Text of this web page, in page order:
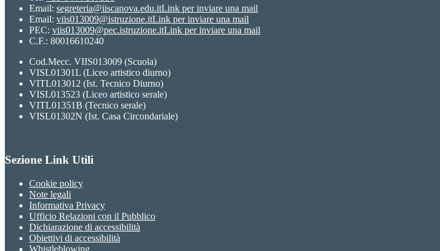
Email: segreteria@iiscanova.edu.itLink per inviare una mail
Email: viis013009@istruzione.itLink per inviare una mail
PEC: viis013009@pec.istruzione.itLink per inviare una mail
C.F.: 80016610240
Cod.Mecc. VIIS013009 (Scuola)
VISL01301L (Liceo artistico diurno)
VITL013012 (Ist. Tecnico Diurno)
VISL013523 (Liceo artistico serale)
VITL01351B (Tecnico serale)
VISL01302N (Ist. Casa Circondariale)
Sezione Link Utili
Cookie policy
Note legali
Informativa Privacy
Ufficio Relazioni con il Pubblico
Dichiarazione di accessibilità
Obiettivi di accessibilità
Whistleblowing